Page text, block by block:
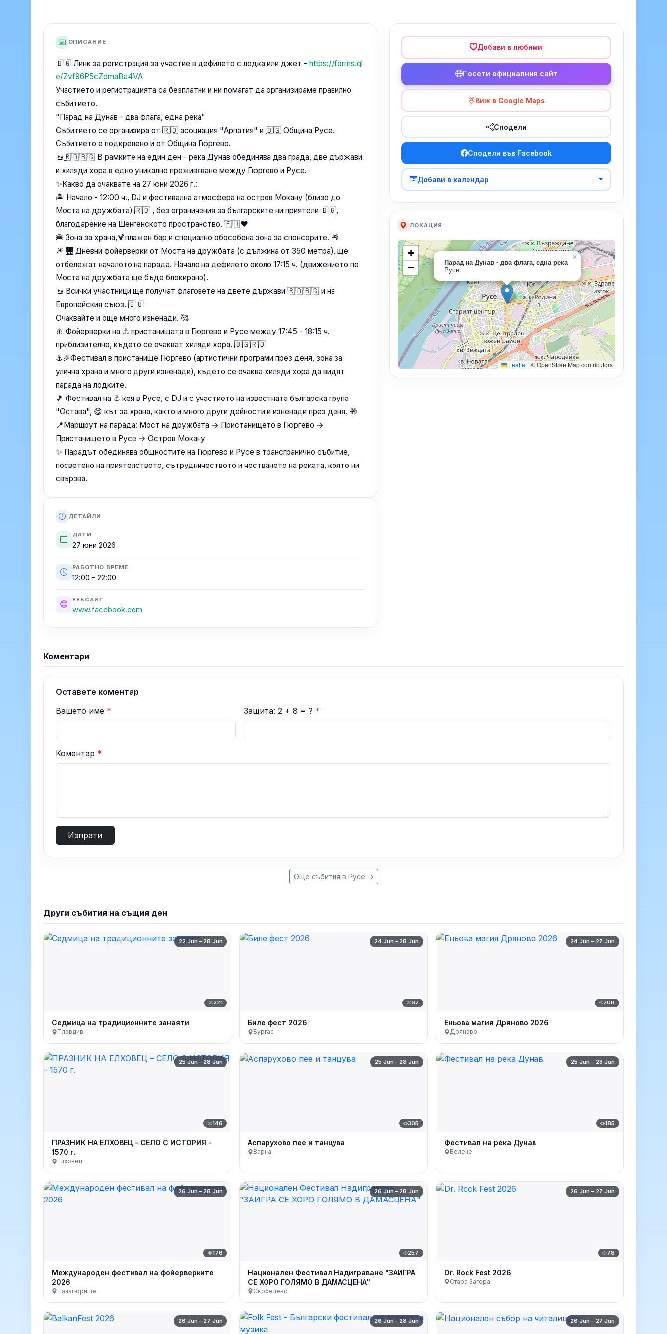
ОПИСАНИЕ
🇧🇬 Линк за регистрация за участие в дефилето с лодка или джет - https://forms.gl
e/Zvf96P5cZdmaBa4VA
Участието и регистрацията са безплатни и ни помагат да организираме правилно
събитието.
"Парад на Дунав - два флага, една река"
Събитието се организира от 🇷🇴 асоциация "Арпатия" и 🇧🇬 Община Русе.
Събитието е подкрепено и от Община Гюргево.
🚤🇷🇴🇧🇬 В рамкитe на един ден - река Дунав обединява два града, две държави
и хиляди хора в едно уникално преживяване между Гюргево и Русе.
✨️Какво да очаквате на 27 юни 2026 г.:
🏝️ Начало - 12:00 ч., DJ и фестивална атмосфера на остров Мокану (близо до
Моста на дружбата) 🇷🇴 , без ограничения за българските ни приятели 🇧🇬,
благодарение на Шенгенското пространство. 🇪🇺❤️
🍔 Зона за храна,🍹плажен бар и специално обособена зона за спонсорите. 🎁
🎆 🌉 Дневни фойерверки от Моста на дружбата (с дължина от 350 метра), ще
отбележат началото на парада. Начало на дефилето около 17:15 ч. (движението по
Моста на дружбата ще бъде блокирано).
🚤 Всички участници ще получат флаговете на двете държави 🇷🇴🇧🇬 и на
Европейския съюз. 🇪🇺
Очаквайте и още много изненади. 🥰
🎇 Фойерверки на ⚓️ пристанищата в Гюргево и Русе между 17:45 - 18:15 ч.
приблизително, където се очакват хиляди хора. 🇧🇬🇷🇴
⚓️🎉Фестивал в пристанище Гюргево (артистични програми през деня, зона за
улична храна и много други изненади), където се очаква хиляди хора да видят
парада на лодките.
🎵 Фестивал на ⚓️ кея в Русе, с DJ и с участието на известната българска група
"Остава", 😋 кът за храна, както и много други дейности и изненади през деня. 🎁
📍Маршрут на парада: Мост на дружбата → Пристанището в Гюргево →
Пристанището в Русе → Остров Мокану
✨️️ Парадът обединява общностите на Гюргево и Русе в трансгранично събитие,
посветено на приятелството, сътрудничеството и честването на реката, която ни
свързва.
ДЕТАЙЛИ
ДАТИ
27 юни 2026
РАБОТНО ВРЕМЕ
12:00 – 22:00
УЕБСАЙТ
www.facebook.com
Добави в любими
Посети официалния сайт
Виж в Google Maps
Сподели
Сподели във Facebook
Добави в календар
ЛОКАЦИЯ
Парад на Дунав - два флага, една река
Русе
×
+
−
Leaflet | © OpenStreetMap contributors
Коментари
Оставете коментар
Вашето име * Защита: 2 + 8 = ? *
Коментар *
Изпрати
Още събития в Русе →
Други събития на същия ден
22 Jun – 28 Jun
221
Седмица на традиционните занаяти
Пловдив
24 Jun – 28 Jun
82
Биле фест 2026
Бургас
24 Jun – 27 Jun
208
Еньова магия Дряново 2026
Дряново
25 Jun – 28 Jun
146
ПРАЗНИК НА ЕЛХОВЕЦ – СЕЛО С ИСТОРИЯ -
1570 г.
Елховец
25 Jun – 28 Jun
305
Аспарухово пее и танцува
Варна
25 Jun – 28 Jun
185
Фестивал на река Дунав
Белене
26 Jun – 28 Jun
176
Международен фестивал на фойерверките
2026
Панагюрище
26 Jun – 28 Jun
257
Национален Фестивал Надиграване "ЗАИГРА
СЕ ХОРО ГОЛЯМО В ДАМАСЦЕНА"
Скобелево
26 Jun – 27 Jun
78
Dr. Rock Fest 2026
Стара Загора
26 Jun – 27 Jun 26 Jun – 28 Jun 26 Jun – 27 Jun